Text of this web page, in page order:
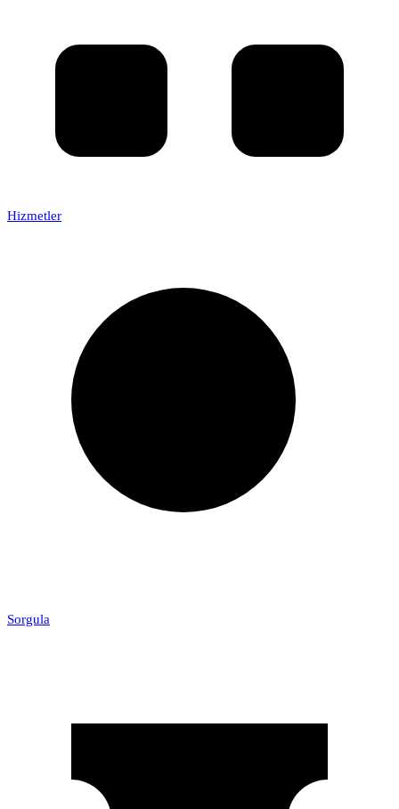
Hizmetler
Sorgula